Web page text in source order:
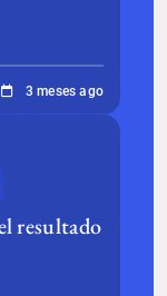
3 meses ago
resultado